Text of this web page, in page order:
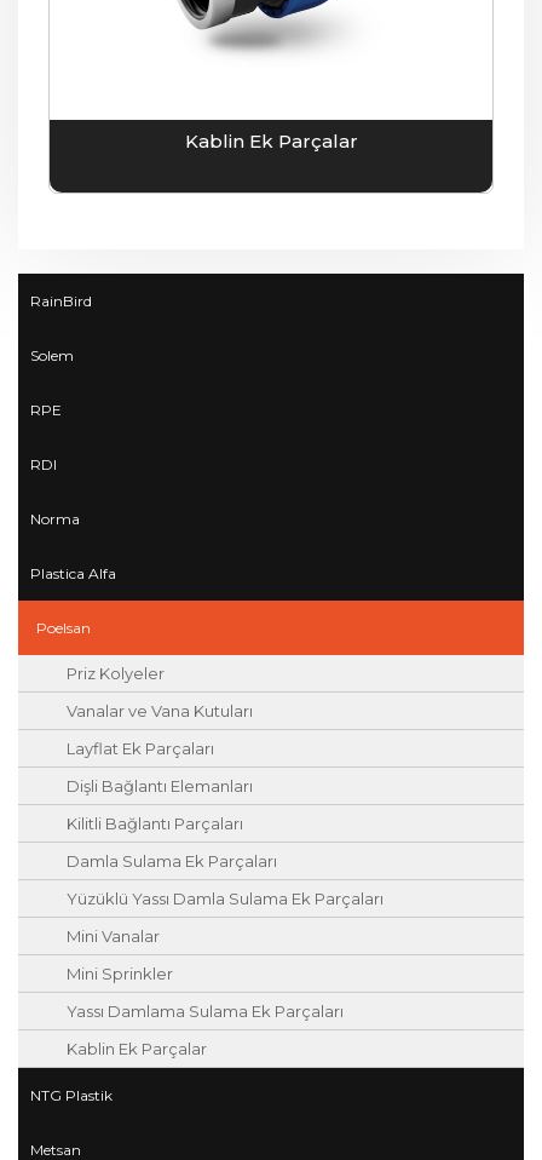
Kablin Ek Parçalar
RainBird
Solem
RPE
RDI
Norma
Plastica Alfa
Poelsan
Priz Kolyeler
Vanalar ve Vana Kutuları
Layflat Ek Parçaları
Dişli Bağlantı Elemanları
Kilitli Bağlantı Parçaları
Damla Sulama Ek Parçaları
Yüzüklü Yassı Damla Sulama Ek Parçaları
Mini Vanalar
Mini Sprinkler
Yassı Damlama Sulama Ek Parçaları
Kablin Ek Parçalar
NTG Plastik
Metsan